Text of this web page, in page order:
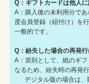
Q：ギフトカードは他人
A：購入後の未利用分で
度会員登録（紐付け）を
一般的です。
Q：紛失した場合の再発
A：原則として、紙のギ
なるため、紛失時の再発
デジタル版の場合は、